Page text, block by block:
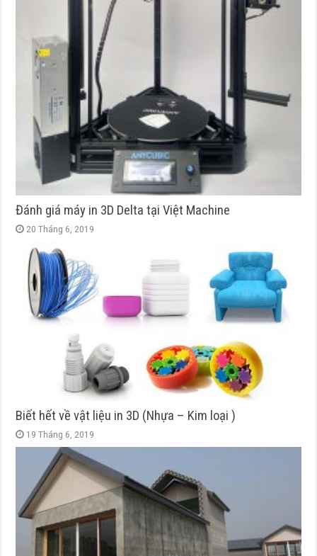
Đánh giá máy in 3D Delta tại Việt Machine
20 Tháng 6, 2019
Biết hết về vật liệu in 3D (Nhựa – Kim loại )
19 Tháng 6, 2019